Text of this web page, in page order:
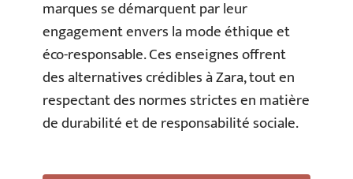
marques se démarquent par leur
engagement envers la mode éthique et
éco-responsable. Ces enseignes offrent
des alternatives crédibles à Zara, tout en
respectant des normes strictes en matière
de durabilité et de responsabilité sociale.